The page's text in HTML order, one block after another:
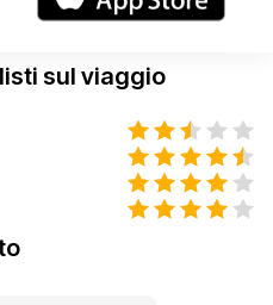
sul viaggio